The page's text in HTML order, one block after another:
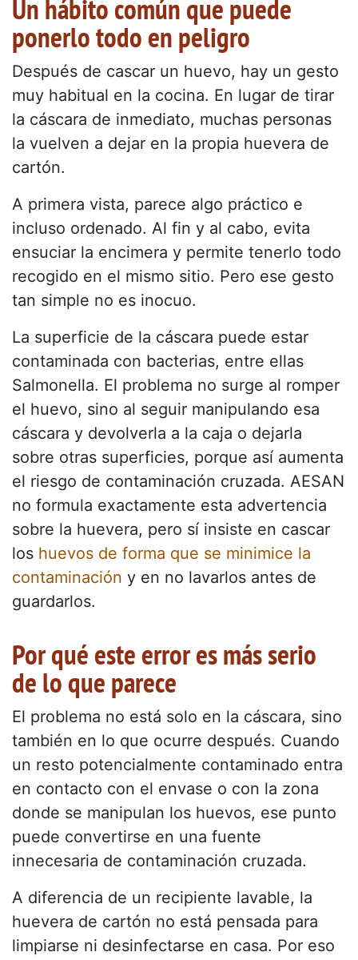
Un hábito común que puede
ponerlo todo en peligro
Después de cascar un huevo, hay un gesto
muy habitual en la cocina. En lugar de tirar
la cáscara de inmediato, muchas personas
la vuelven a dejar en la propia huevera de
cartón.
A primera vista, parece algo práctico e
incluso ordenado. Al fin y al cabo, evita
ensuciar la encimera y permite tenerlo todo
recogido en el mismo sitio. Pero ese gesto
tan simple no es inocuo.
La superficie de la cáscara puede estar
contaminada con bacterias, entre ellas
Salmonella. El problema no surge al romper
el huevo, sino al seguir manipulando esa
cáscara y devolverla a la caja o dejarla
sobre otras superficies, porque así aumenta
el riesgo de contaminación cruzada. AESAN
no formula exactamente esta advertencia
sobre la huevera, pero sí insiste en cascar
los huevos de forma que se minimice la
contaminación y en no lavarlos antes de
guardarlos.
Por qué este error es más serio
de lo que parece
El problema no está solo en la cáscara, sino
también en lo que ocurre después. Cuando
un resto potencialmente contaminado entra
en contacto con el envase o con la zona
donde se manipulan los huevos, ese punto
puede convertirse en una fuente
innecesaria de contaminación cruzada.
A diferencia de un recipiente lavable, la
huevera de cartón no está pensada para
limpiarse ni desinfectarse en casa. Por eso